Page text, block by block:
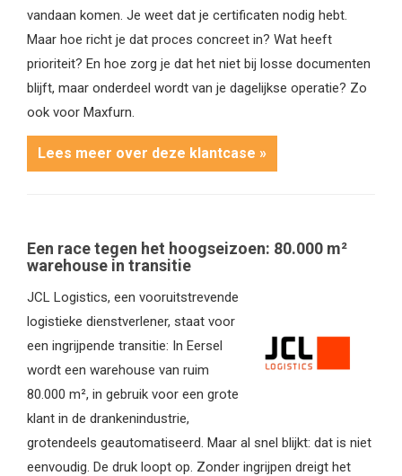
vandaan komen. Je weet dat je certificaten nodig hebt.
Maar hoe richt je dat proces concreet in? Wat heeft
prioriteit? En hoe zorg je dat het niet bij losse documenten
blijft, maar onderdeel wordt van je dagelijkse operatie? Zo
ook voor Maxfurn.
Lees meer over deze klantcase »
Een race tegen het hoogseizoen: 80.000 m²
warehouse in transitie
JCL Logistics, een vooruitstrevende
logistieke dienstverlener, staat voor
een ingrijpende transitie: In Eersel
wordt een warehouse van ruim
80.000 m², in gebruik voor een grote
klant in de drankenindustrie,
grotendeels geautomatiseerd. Maar al snel blijkt: dat is niet
eenvoudig. De druk loopt op. Zonder ingrijpen dreigt het